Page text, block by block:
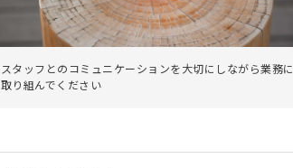
スタッフとのコミュニケーションを大切にしながら業務に
取り組んでください